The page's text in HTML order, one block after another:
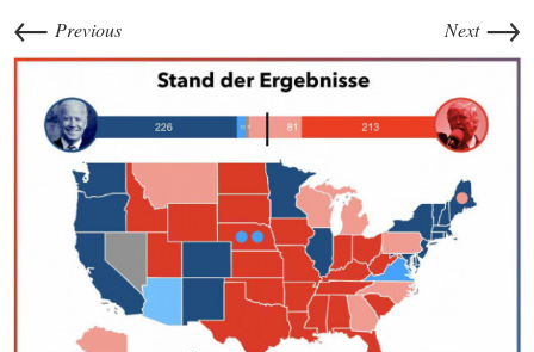
← Previous Next →